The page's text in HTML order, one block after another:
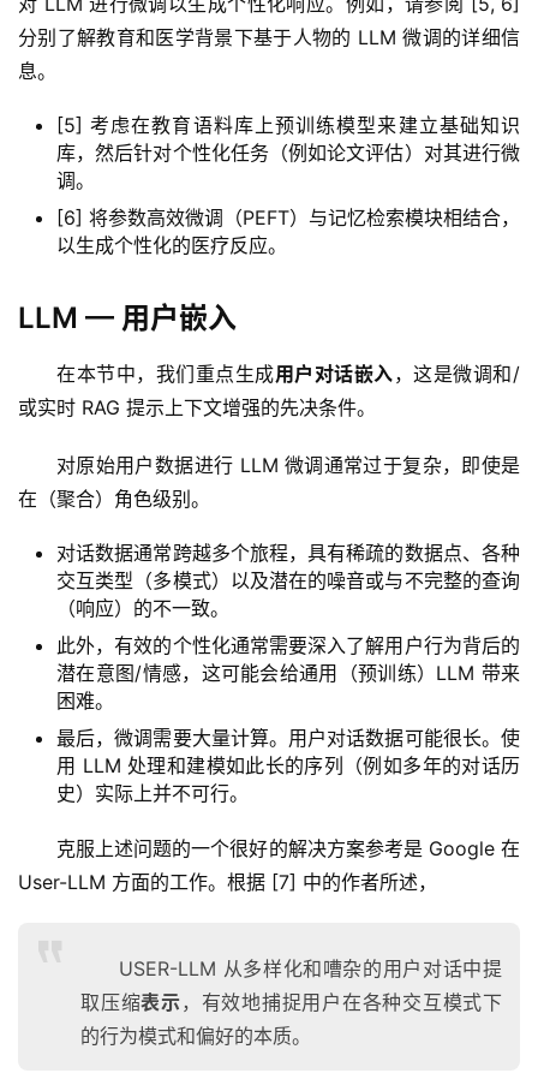
分别了解教育和医学背景下基于人物的 LLM 微调的详细信
息。
[5] 考虑在教育语料库上预训练模型来建立基础知识
库，然后针对个性化任务（例如论文评估）对其进行微
调。
[6] 将参数高效微调（PEFT）与记忆检索模块相结合，
以生成个性化的医疗反应。
LLM — 用户嵌入
在本节中，我们重点生成用户对话嵌入，这是微调和/
或实时 RAG 提示上下文增强的先决条件。
对原始用户数据进行 LLM 微调通常过于复杂，即使是
在（聚合）角色级别。
对话数据通常跨越多个旅程，具有稀疏的数据点、各种
交互类型（多模式）以及潜在的噪音或与不完整的查询
（响应）的不一致。
此外，有效的个性化通常需要深入了解用户行为背后的
潜在意图/情感，这可能会给通用（预训练）LLM 带来
困难。
最后，微调需要大量计算。用户对话数据可能很长。使
用 LLM 处理和建模如此长的序列（例如多年的对话历
史）实际上并不可行。
克服上述问题的一个很好的解决方案参考是 Google 在
User-LLM 方面的工作。根据 [7] 中的作者所述，
USER-LLM 从多样化和嘈杂的用户对话中提
取压缩表示，有效地捕捉用户在各种交互模式下
的行为模式和偏好的本质。